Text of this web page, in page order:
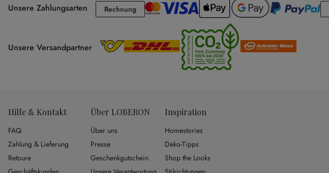
Unsere Zahlungsarten RechnungRechnung
Unsere Versandpartner
Hilfe & Kontakt
FAQ
Zahlung & Lieferung
Retoure
Über LOBERON
Über uns
Presse
Geschenkgutschein
Inspiration
Homestories
Deko-Tipps
Shop the Looks